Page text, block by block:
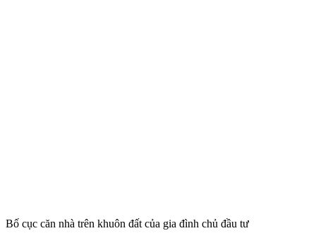
Bố cục căn nhà trên khuôn đất của gia đình chủ đầu tư